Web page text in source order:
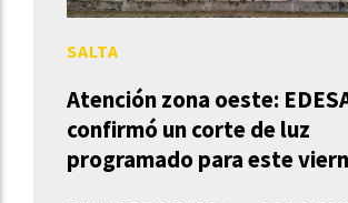
Atención zona oeste:
confirmó un corte de luz
programado para este
SALTA